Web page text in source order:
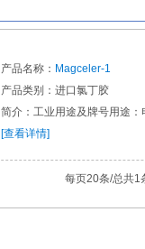
产品名称： Magceler-1
产品类别：进口氯丁胶
简介：工业用途及牌号用途
[查看详情]
每页20条/总共1